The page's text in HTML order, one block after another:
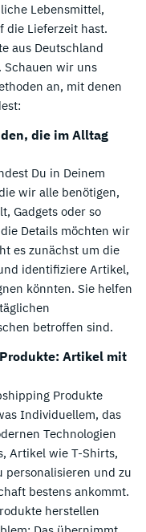
Lebensmittel,
die Lieferzeit hast.
aus Deutschland
Schauen wir uns
an, mit denen
die im Alltag
Du in Deinem
wir alle benötigen,
Gadgets oder so
Details möchten wir
es zunächst um die
identifiziere Artikel,
könnten. Sie helfen
betroffen sind.
Artikel mit
Produkte
Individuellem, das
Technologien
Artikel wie T-Shirts,
personalisieren und zu
bestens ankommt.
herstellen